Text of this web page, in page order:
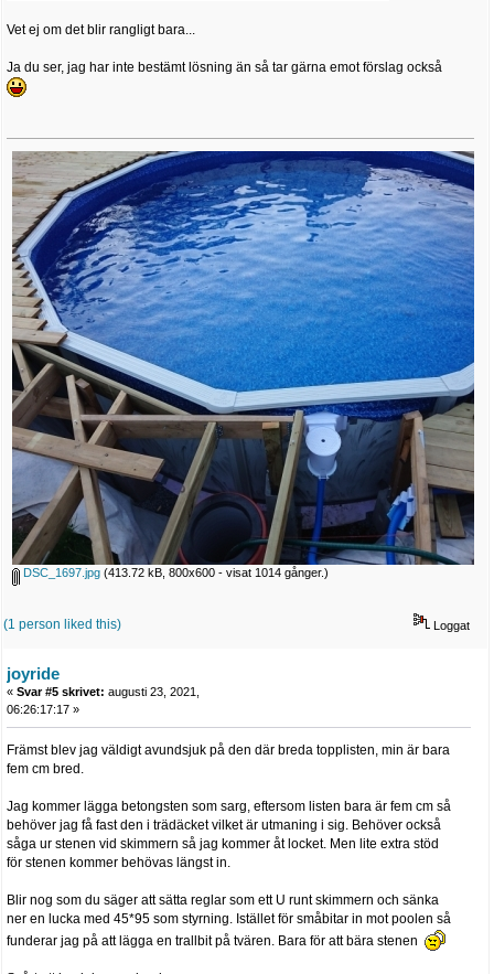
Vet ej om det blir rangligt bara...
Ja du ser, jag har inte bestämt lösning än så tar gärna emot förslag också
DSC_1697.jpg (413.72 kB, 800x600 - visat 1014 gånger.)
Loggat
(1 person liked this)
joyride
« Svar #5 skrivet: augusti 23, 2021,
06:26:17:17 »
Främst blev jag väldigt avundsjuk på den där breda topplisten, min är bara
fem cm bred.
Jag kommer lägga betongsten som sarg, eftersom listen bara är fem cm så
behöver jag få fast den i trädäcket vilket är utmaning i sig. Behöver också
såga ur stenen vid skimmern så jag kommer åt locket. Men lite extra stöd
för stenen kommer behövas längst in.
Blir nog som du säger att sätta reglar som ett U runt skimmern och sänka
ner en lucka med 45*95 som styrning. Istället för småbitar in mot poolen så
funderar jag på att lägga en trallbit på tvären. Bara för att bära stenen